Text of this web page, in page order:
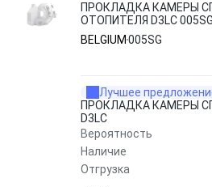
ПРОКЛАДКА КАМЕРЫ
ОТОПИТЕЛЯ D3LC 005SG
BELGIUM 005SG
Лучшее
ПРОКЛАДКА КАМЕРЫ
D3LC
Вероятность
Наличие
Отгрузка